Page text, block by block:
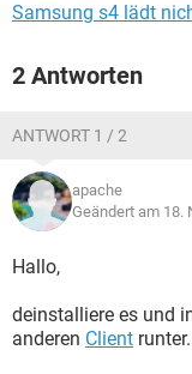
Samsung s4 lädt
2 Antworten
ANTWORT 1 / 2
apache
Geändert am 18.
Hallo,
deinstalliere es und
anderen Client runter.